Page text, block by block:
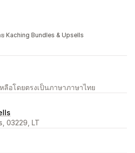
Kaching Bundles & Upsells
อโดยตรงเป็นภาษาภาษาไทย
03229, LT